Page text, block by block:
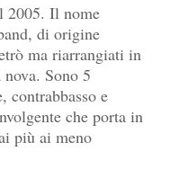
2005. Il nome
di origine
ma riarrangiati in
Sono 5
contrabbasso e
che porta in
più ai meno